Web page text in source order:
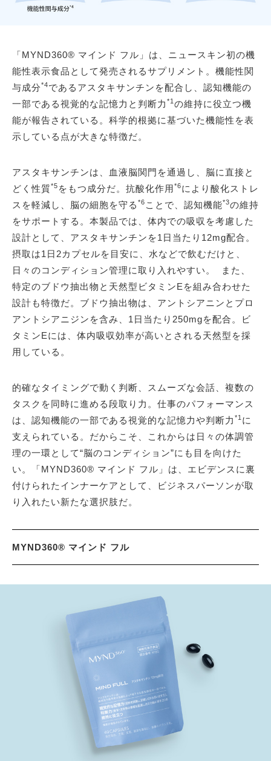
「MYND360® マインド フル」は、ニュースキン初の機
能性表示食品として発売されるサプリメント。機能性関
与成分*4であるアスタキサンチンを配合し、認知機能の
一部である視覚的な記憶力と判断力 *1の維持に役立つ機
能が報告されている。科学的根拠に基づいた機能性を表
示している点が大きな特徴だ。
アスタキサンチンは、血液脳関門を通過し、脳に直接と
どく性質*5 をもつ成分だ。抗酸化作用*6により酸化ストレ
スを軽減し、脳の細胞を守る *6 ことで、認知機能*3の維持
をサポートする。本製品では、体内での吸収を考慮した
設計として、アスタキサンチンを1日当たり12mg配合。
摂取は1日2カプセルを目安に、水などで飲むだけと、
日々のコンディション管理に取り入れやすい。 また、
特定のブドウ抽出物と天然型ビタミンEを組み合わせた
設計も特徴だ。ブドウ抽出物は、アントシアニンとプロ
アントシアニジンを含み、1日当たり250mgを配合。ビ
タミンEには、体内吸収効率が高いとされる天然型を採
用している。
的確なタイミングで動く判断、スムーズな会話、複数の
タスクを同時に進める段取り力。仕事のパフォーマンス
は、認知機能の一部である視覚的な記憶力や判断力 *1に
支えられている。だからこそ、これからは日々の体調管
理の一環として“脳のコンディション”にも目を向けた
い。「MYND360® マインド フル」は、エビデンスに裏
付けられたインナーケアとして、ビジネスパーソンが取
り入れたい新たな選択肢だ。
MYND360® マインド フル